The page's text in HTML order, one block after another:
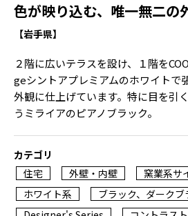
色が映り込む、唯一無二の
【岩手県】
２階に広いテラスを設け、１階を
geシントアプレミアムのホワイトで
外観に仕上げています。特に目を引
うミライアのピアノブラック。
カテゴリ
住宅
外壁・内壁
窯業系サ
ホワイト系
ブラック、ダークブ